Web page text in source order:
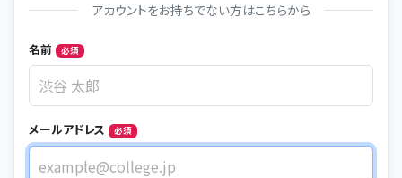
アカウントをお持ちでない方はこちらから
Name
名前 必須
メールアドレス 必須
メールアドレス